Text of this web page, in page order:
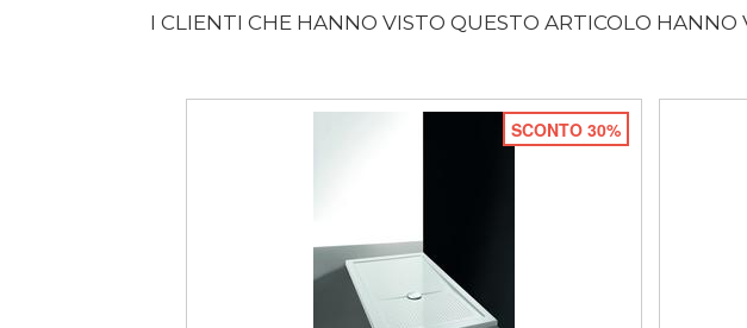
I CLIENTI CHE HANNO VISTO QUESTO ARTICOLO HANNO
SCONTO 30%